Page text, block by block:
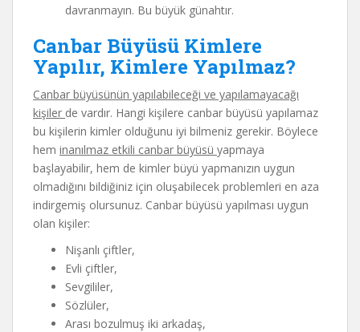
davranmayın. Bu büyük günahtır.
Canbar Büyüsü Kimlere
Yapılır, Kimlere Yapılmaz?
Canbar büyüsünün yapılabileceği ve yapılamayacağı
kişiler de vardır. Hangi kişilere canbar büyüsü yapılamaz
bu kişilerin kimler olduğunu iyi bilmeniz gerekir. Böylece
hem inanılmaz etkili canbar büyüsü yapmaya
başlayabilir, hem de kimler büyü yapmanızın uygun
olmadığını bildiğiniz için oluşabilecek problemleri en aza
indirgemiş olursunuz. Canbar büyüsü yapılması uygun
olan kişiler:
Nişanlı çiftler,
Evli çiftler,
Sevgililer,
Sözlüler,
Arası bozulmuş iki arkadaş,